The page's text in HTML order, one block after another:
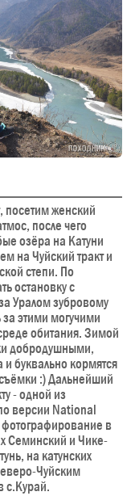
посетим женский
после чего
озёра на Катуни
на Чуйский тракт и
степи. По
остановку с
Уралом зубровому
этими могучими
обитания. Зимой
добродушными,
и буквально кормятся
:) Дальнейший
- одной из
версии National
в
Семинский и Чике-
на катунских
Чуйским
с.Курай.